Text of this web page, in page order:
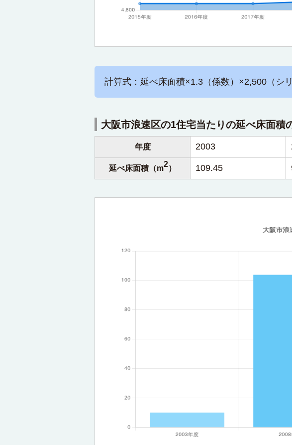
計算式：延べ床面積×1.3（係数）×2,500（シリ
大阪市浪速区の1住宅当たりの延べ床面積
年度 2003
延べ床面積（m2） 109.45